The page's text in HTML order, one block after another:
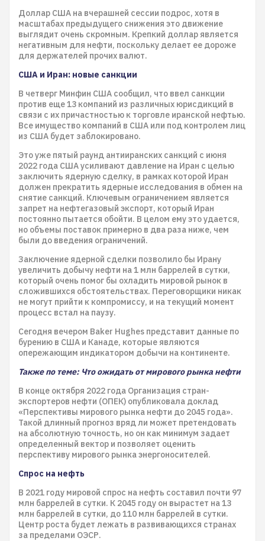
Доллар США на вчерашней сессии подрос, хотя в
масштабах предыдущего снижения это движение
выглядит очень скромным. Крепкий доллар является
негативным для нефти, поскольку делает ее дороже
для держателей прочих валют.
США и Иран: новые санкции
В четверг Минфин США сообщил, что ввел санкции
против еще 13 компаний из различных юрисдикций в
связи с их причастностью к торговле иранской нефтью.
Все имущество компаний в США или под контролем лиц
из США будет заблокировано.
Это уже пятый раунд антииранских санкций с июня
2022 года США усиливают давление на Иран с целью
заключить ядерную сделку, в рамках которой Иран
должен прекратить ядерные исследования в обмен на
снятие санкций. Ключевым ограничением является
запрет на нефтегазовый экспорт, который Иран
постоянно пытается обойти. В целом ему это удается,
но объемы поставок примерно в два раза ниже, чем
были до введения ограничений.
Заключение ядерной сделки позволило бы Ирану
увеличить добычу нефти на 1 млн баррелей в сутки,
который очень помог бы охладить мировой рынок в
сложившихся обстоятельствах. Переговорщики никак
не могут прийти к компромиссу, и на текущий момент
процесс встал на паузу.
Сегодня вечером Baker Hughes представит данные по
бурению в США и Канаде, которые являются
опережающим индикатором добычи на континенте.
Также по теме: Что ожидать от мирового рынка нефти
В конце октября 2022 года Организация стран-
экспортеров нефти (ОПЕК) опубликовала доклад
«Перспективы мирового рынка нефти до 2045 года».
Такой длинный прогноз вряд ли может претендовать
на абсолютную точность, но он как минимум задает
определенный вектор и позволяет оценить
перспективу мирового рынка энергоносителей.
Спрос на нефть
В 2021 году мировой спрос на нефть составил почти 97
млн баррелей в сутки. К 2045 году он вырастет на 13
млн баррелей в сутки, до 110 млн баррелей в сутки.
Центр роста будет лежать в развивающихся странах
за пределами ОЭСР.